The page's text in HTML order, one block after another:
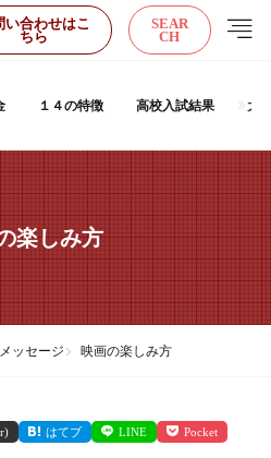
い合わせはこ
ちら
SEAR
CH
１４の特徴 高校入試結果 大
楽しみ方
ッセージ 映画の楽しみ方
はてブ LINE Pocket